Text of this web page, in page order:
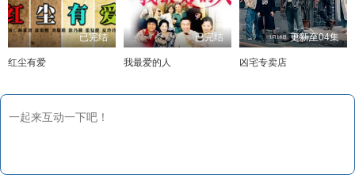
已完结
红尘有爱
已完结
我最爱的人
更新至04集
凶宅专卖店